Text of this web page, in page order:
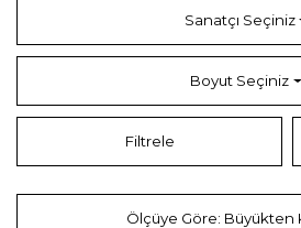
Sanatçı Seçiniz
Boyut Seçiniz
Filtrele
Ölçüye Göre: Büyükten